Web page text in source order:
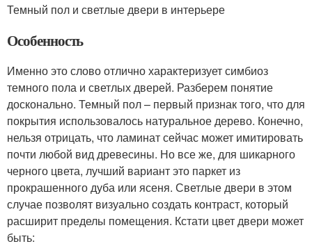
Темный пол и светлые двери в интерьере
Особенность
Именно это слово отлично характеризует симбиоз
темного пола и светлых дверей. Разберем понятие
досконально. Темный пол – первый признак того, что для
покрытия использовалось натуральное дерево. Конечно,
нельзя отрицать, что ламинат сейчас может имитировать
почти любой вид древесины. Но все же, для шикарного
черного цвета, лучший вариант это паркет из
прокрашенного дуба или ясеня. Светлые двери в этом
случае позволят визуально создать контраст, который
расширит пределы помещения. Кстати цвет двери может
быть: